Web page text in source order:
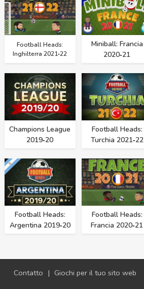
Football Heads:
Inghilterra 2021‑22
Miniball: Francia
2020‑21
Champions League
2019‑20
Football Heads:
Turchia 2021‑22
Football Heads:
Argentina 2019‑20
Football Heads:
Francia 2020‑21
Contatto | Giochi per il tuo sito web